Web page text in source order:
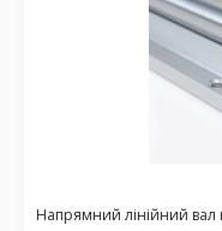
Напрямний лінійний вал